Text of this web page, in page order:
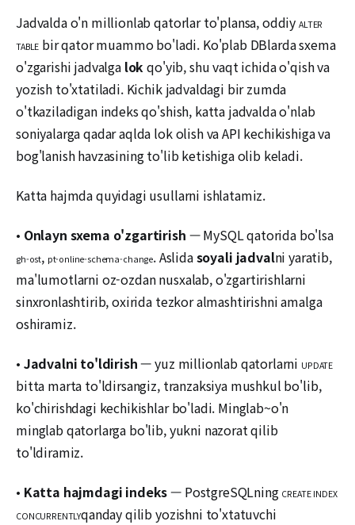
Jadvalda o'n millionlab qatorlar to'plansa, oddiy ALTER
TABLE bir qator muammo bo'ladi. Ko'plab DBlarda sxema
o'zgarishi jadvalga lok qo'yib, shu vaqt ichida o'qish va
yozish to'xtatiladi. Kichik jadvaldagi bir zumda
o'tkaziladigan indeks qo'shish, katta jadvalda o'nlab
soniyalarga qadar aqlda lok olish va API kechikishiga va
bog'lanish havzasining to'lib ketishiga olib keladi.
Katta hajmda quyidagi usullarni ishlatamiz.
• Onlayn sxema o'zgartirish — MySQL qatorida bo'lsa
gh-ost, pt-online-schema-change. Aslidasoyali jadvalni yaratib,
ma'lumotlarni oz-ozdan nusxalab, o'zgartirishlarni
sinxronlashtirib, oxirida tezkor almashtirishni amalga
oshiramiz.
• Jadvalni to'ldirish— yuz millionlab qatorlarni UPDATE
bitta marta to'ldirsangiz, tranzaksiya mushkul bo'lib,
ko'chirishdagi kechikishlar bo'ladi. Minglab~o'n
minglab qatorlarga bo'lib, yukni nazorat qilib
to'ldiramiz.
• Katta hajmdagi indeks— PostgreSQLning CREATE INDEX
CONCURRENTLYqanday qilib yozishni to'xtatuvchi